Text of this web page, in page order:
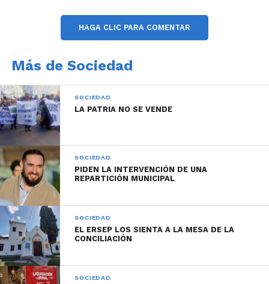
Primera cuota a los 90 días.
Gestión 100% digital, también
Promedio de cuota $1375.
HAGA CLIC PARA COMENTAR
Más de Sociedad
SOCIEDAD
LA PATRIA NO SE VENDE
SOCIEDAD
PIDEN LA INTERVENCIÓN DE UNA
REPARTICIÓN MUNICIPAL
SOCIEDAD
EL ERSEP LOS SIENTA A LA MESA DE LA
CONCILIACIÓN
SOCIEDAD